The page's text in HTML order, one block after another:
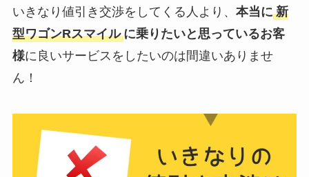
いきなり値引き交渉をしてくる人より、 本当に 新
型ワゴンRスマイル に乗りたいと思っているお客
様に良いサービスをしたいのは間違いありませ
ん！